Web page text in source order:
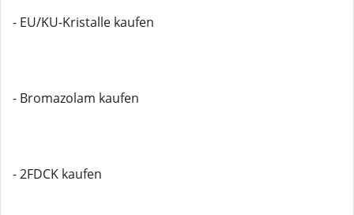
- EU/KU-Kristalle kaufen
- Bromazolam kaufen
- 2FDCK kaufen